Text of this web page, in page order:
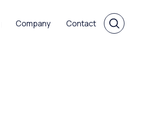
Company Contact